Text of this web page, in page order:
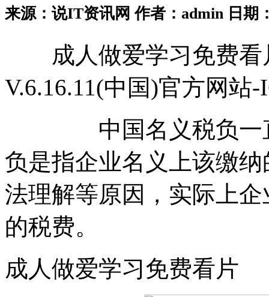
来源：说IT资讯网 作者：admin 日期
成人做爱学习免费看
V.6.16.11(中国)官方网站
中国名义税负一直
负是指企业名义上该缴
法理解等原因，实际上
的税费。
成人做爱学习免费看